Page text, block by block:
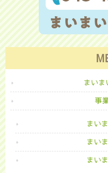
まいま
事
まい
まい
まい